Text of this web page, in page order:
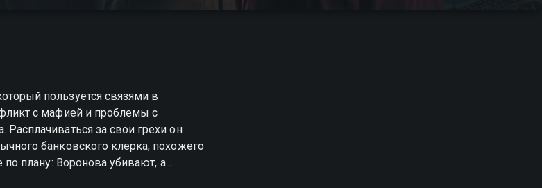
пользуется связями в
с мафией и проблемы с
за свои грехи он
банковского клерка, похожего
по плану: Воронова убивают, а
парня Юры все, что было у